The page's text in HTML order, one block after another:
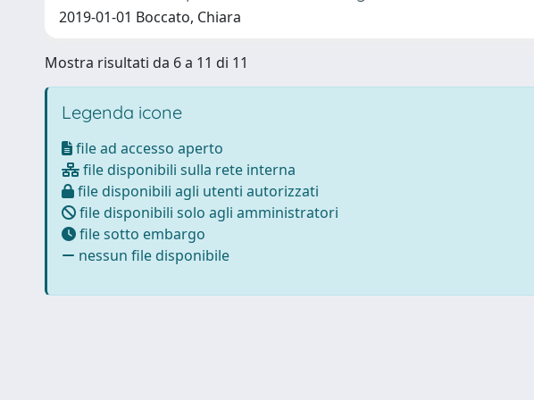
2019-01-01 Boccato, Chiara
Mostra risultati da 6 a 11 di 11
Legenda icone
file ad accesso aperto
file disponibili sulla rete interna
file disponibili agli utenti autorizzati
file disponibili solo agli amministratori
file sotto embargo
nessun file disponibile